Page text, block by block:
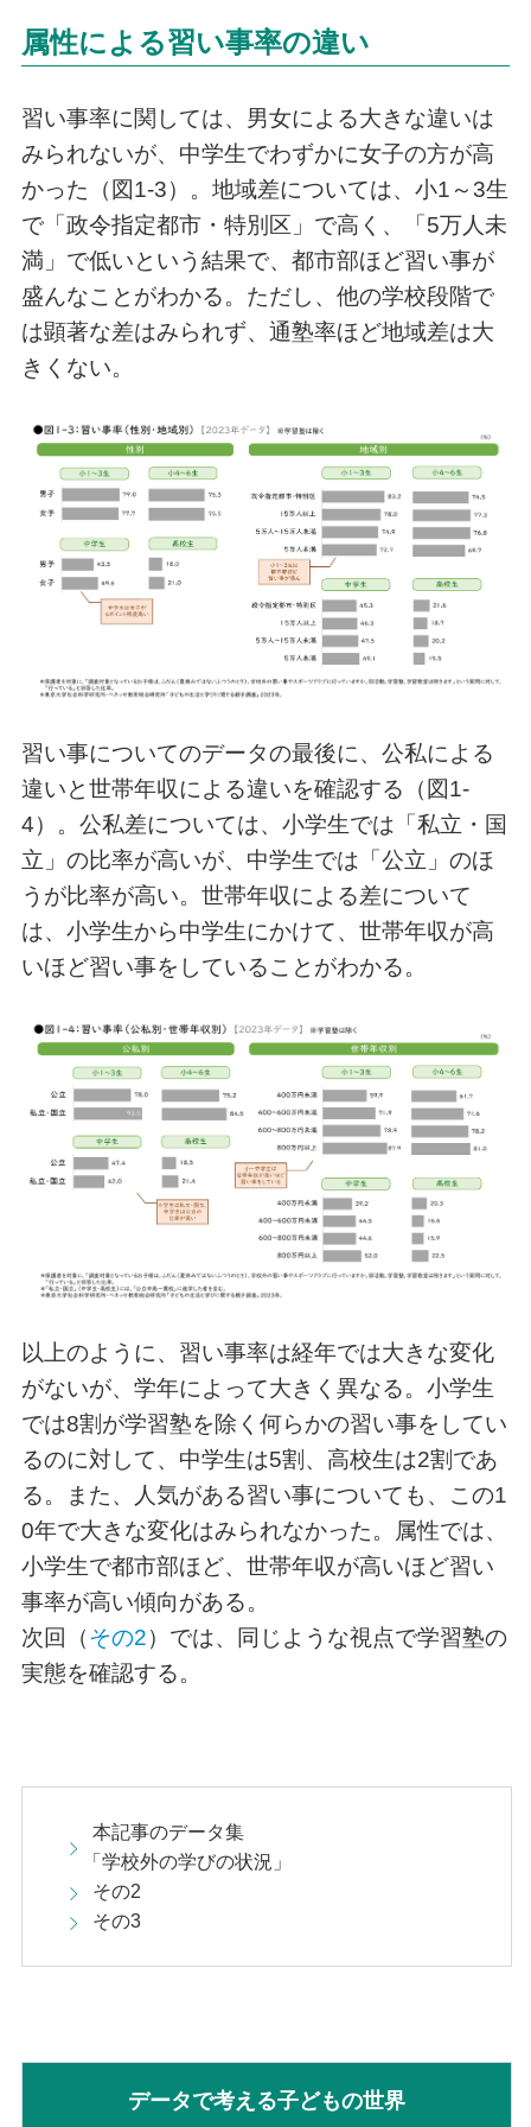
属性による習い事率の違い
習い事率に関しては、男女による大きな違いは
みられないが、中学生でわずかに女子の方が高
かった（図1-3）。地域差については、小1～3生
で「政令指定都市・特別区」で高く、「5万人未
満」で低いという結果で、都市部ほど習い事が
盛んなことがわかる。ただし、他の学校段階で
は顕著な差はみられず、通塾率ほど地域差は大
きくない。
習い事についてのデータの最後に、公私による
違いと世帯年収による違いを確認する（図1-
4）。公私差については、小学生では「私立・国
立」の比率が高いが、中学生では「公立」のほ
うが比率が高い。世帯年収による差について
は、小学生から中学生にかけて、世帯年収が高
いほど習い事をしていることがわかる。
以上のように、習い事率は経年では大きな変化
がないが、学年によって大きく異なる。小学生
では8割が学習塾を除く何らかの習い事をしてい
るのに対して、中学生は5割、高校生は2割であ
る。また、人気がある習い事についても、この1
0年で大きな変化はみられなかった。属性では、
小学生で都市部ほど、世帯年収が高いほど習い
事率が高い傾向がある。
次回（その2）では、同じような視点で学習塾の
実態を確認する。
本記事のデータ集
「学校外の学びの状況」
その2
その3
データで考える子どもの世界